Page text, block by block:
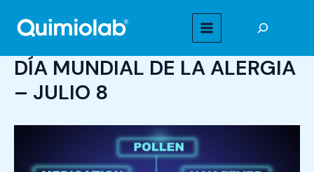
contenido
MAIN
MENU
DÍA MUNDIAL DE LA ALERGIA
– JULIO 8